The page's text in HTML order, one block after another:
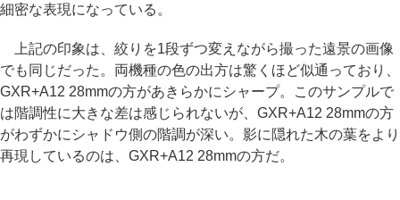
細密な表現になっている。
上記の印象は、絞りを1段ずつ変えながら撮った遠景の画像
でも同じだった。両機種の色の出方は驚くほど似通っており、
GXR+A12 28mmの方があきらかにシャープ。このサンプルで
は階調性に大きな差は感じられないが、GXR+A12 28mmの方
がわずかにシャドウ側の階調が深い。影に隠れた木の葉をより
再現しているのは、GXR+A12 28mmの方だ。